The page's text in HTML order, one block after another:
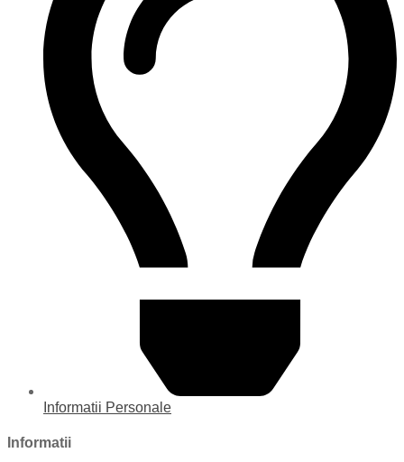
Informatii Personale
Informatii